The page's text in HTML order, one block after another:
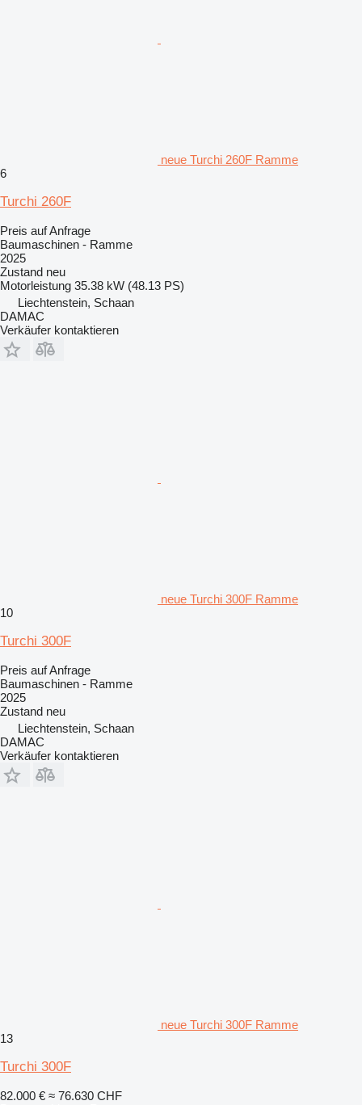
neue Turchi 260F Ramme
6
Turchi 260F
Preis auf Anfrage
Baumaschinen - Ramme
2025
Zustand neu
Motorleistung 35.38 kW (48.13 PS)
Liechtenstein, Schaan
DAMAC
Verkäufer kontaktieren
neue Turchi 300F Ramme
10
Turchi 300F
Preis auf Anfrage
Baumaschinen - Ramme
2025
Zustand neu
Liechtenstein, Schaan
DAMAC
Verkäufer kontaktieren
neue Turchi 300F Ramme
13
Turchi 300F
82.000 € ≈ 76.630 CHF